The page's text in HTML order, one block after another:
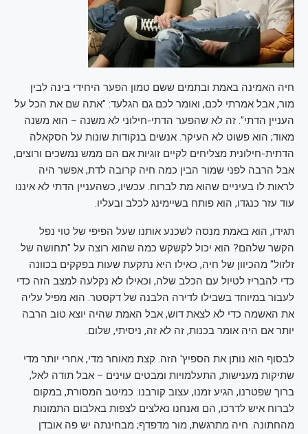
חיה האמינה באמת ובתמים ששם טמון הפער היחידי בינה לבין
מור, אבל אמרתי לכם, ואומר לכם גם הגלעד: "אתה שם את הכל על
העניין הדתי". זה לא שהפער הדתי-חילוני לא משנה – הוא משנה
מאוד; הוא פשוט לא העיקר. אנשים בנקודות שונות על הסקאלה
הדתית-חילונית מצליחים לקיים זוגיות אם הם ממש נמשכים ורוצים,
אבל הרבה לפני שמור הבין כמה חיה קרובה לדת, אפשר היה
לראות לו בעיניים שהוא מת לברוח. עכשיו, כשהעניין הדתי לא איננו
עוד עזר כנגדו, הוא פותח בשיימינג לכלב ובעליו.
תגידו, הוא באמת מנסה לשכנע אותנו שעל הפיפי של טוי נפל
הקשר שלהם? הוא יכול לקשקש כמה שהוא רוצה על "תחושה של
זלזול" מהכיוון של חיה, כאילו היא נתקעת שעות בפקקים בכוונה
כדי להבריז לטיול עם הכלב שלה, וכאילו לא נקלעה למצב הזה כדי
לעבור במיוחד בשבילו לדירה הלבנה של דקסטר. הוא מפיל עליה
את האשמה כדי לא לצאת דוש, אבל האמת שהיה יוצא טוב הרבה
יותר אם היה אומר בכנות, זה לא זה, ניסיתי, שלום.
לבסוף הוא נותן את הספיץ' הזה. קצת מאוחר מדי, אחרי יותר מדי
שתיקות מענישות, התעלמויות ומבטים עוינים – אבל תודה לאל,
ברוך שפטרנו, הגיע זמנו, עצוב קורבנו. כמיטב המסורת, במקום
לברוח איש לדרכו, הם ואנחנו נאלצים לצפות באלבום התמונות
מהחתונה. חיה מתרגשת, מור מדפדף; מבחינתה יש פה אובדן